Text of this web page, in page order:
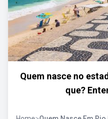
Quem nasce no
que?